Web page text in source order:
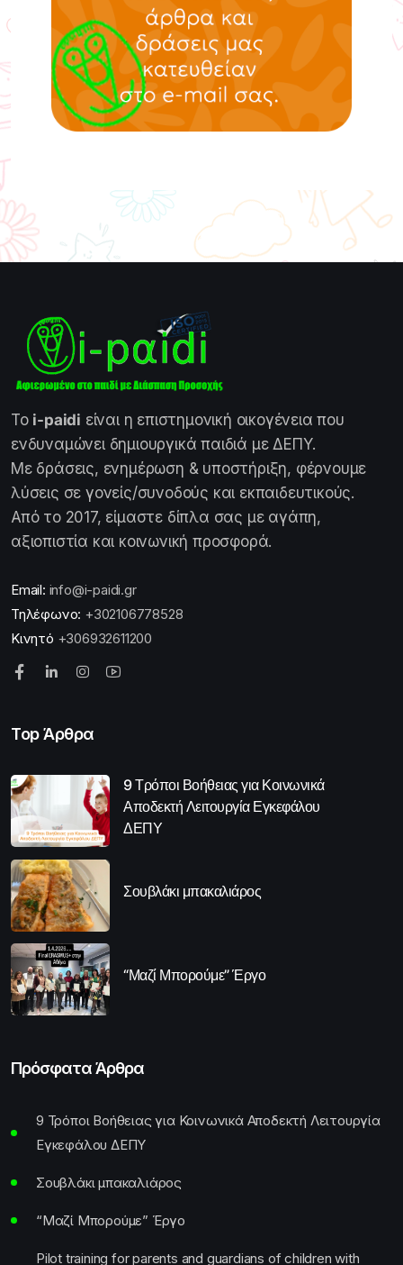
Το i-paidi είναι η επιστημονική οικογένεια που
ενδυναμώνει δημιουργικά παιδιά με ΔΕΠΥ.
Με δράσεις, ενημέρωση & υποστήριξη, φέρνουμε
λύσεις σε γονείς/συνοδούς και εκπαιδευτικούς.
Από το 2017, είμαστε δίπλα σας με αγάπη,
αξιοπιστία και κοινωνική προσφορά.
Email: info@i-paidi.gr
Τηλέφωνο: +302106778528
Κινητό +306932611200
Top Άρθρα
9 Τρόποι Βοήθειας για Κοινωνικά
Αποδεκτή Λειτουργία Εγκεφάλου
ΔΕΠΥ
Σουβλάκι μπακαλιάρος
“Μαζί Μπορούμε” Έργο
Πρόσφατα Άρθρα
9 Τρόποι Βοήθειας για Κοινωνικά Αποδεκτή Λειτουργία
Εγκεφάλου ΔΕΠΥ
Σουβλάκι μπακαλιάρος
“Μαζί Μπορούμε” Έργο
Pilot training for parents and guardians of children with